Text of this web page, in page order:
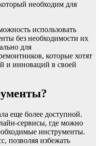
необходим для
использовать
без необходимости их
для
которые хотят
и инноваций в своей
еще более доступной.
сервисы, где можно
инструменты.
позволяя избежать